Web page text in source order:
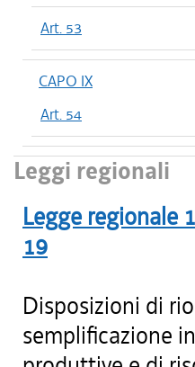
Art. 53
CAPO IX
Art. 54
Leggi regionali
Legge regionale
19
Disposizioni di
semplificazione